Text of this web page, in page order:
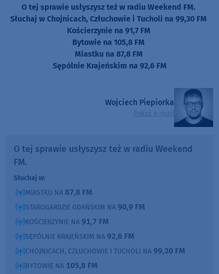
O tej sprawie usłyszysz też w radiu Weekend FM.
Słuchaj w Chojnicach, Człuchowie i Tucholi na 99,30 FM
Kościerzynie na 91,7 FM
Bytowie na 105,8 FM
Miastku na 87,8 FM
Sępólnie Krajeńskim na 92,6 FM
Wojciech Piepiorka
Pokaż e-mail
O tej sprawie usłyszysz też w radiu Weekend
FM.
Słuchaj w:
MIASTKU NA 87,8 FM
STAROGARDZIE GDAŃSKIM NA 90,9 FM
KOŚCIERZYNIE NA 91,7 FM
SĘPÓLNIE KRAJEŃSKIM NA 92,6 FM
CHOJNICACH, CZŁUCHOWIE I TUCHOLI NA 99,30 FM
BYTOWIE NA 105,8 FM